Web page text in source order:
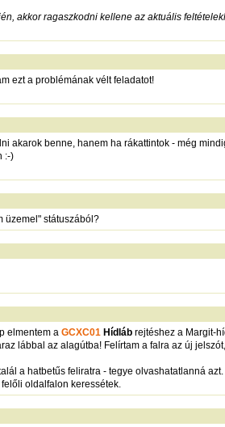
akkor ragaszkodni kellene az aktuális
ezt a problémának vélt feladatot!
akarok benne, hanem ha rákattintok - még
:-)
üzemel" státuszából?
elmentem a GCXC01 Hídláb rejtéshez a Margit-
lábbal az alagútba! Felírtam a falra az új
a hatbetűs feliratra - tegye olvashatatlanná azt.
oldalfalon keressétek.